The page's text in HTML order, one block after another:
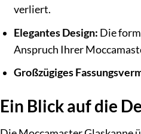
verliert.
Elegantes Design: Die
Anspruch Ihrer
Großzügiges
Ein Blick auf die